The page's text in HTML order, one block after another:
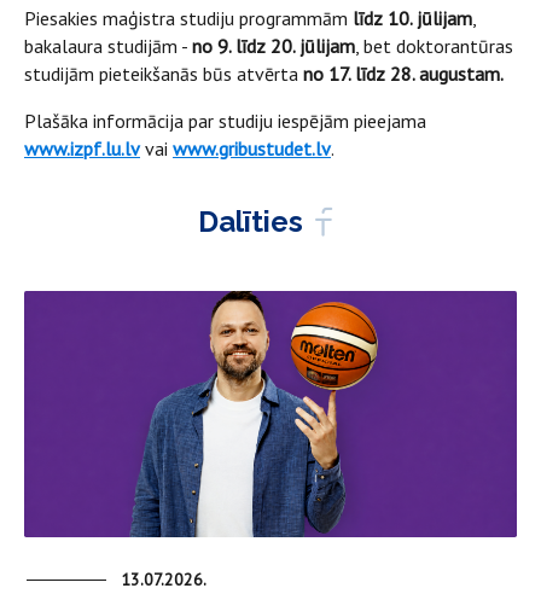
Piesakies maģistra studiju programmām līdz 10. jūlijam
bakalaura studijām - no 9. līdz 20. jūlijam , bet doktorantūras
studijām pieteikšanās būs atvērta no 17. līdz 28. augustam.
Plašāka informācija par studiju iespējām pieejama
www.izpf.lu.lvvai www.gribustudet.lv.
Dalīties
13.07.2026.